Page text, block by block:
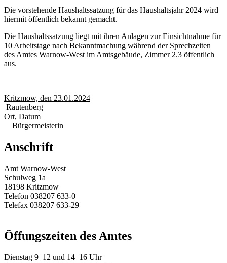
Die vorstehende Haushaltssatzung für das Haushaltsjahr 2024 wird
hiermit öffentlich bekannt gemacht.
Die Haushaltssatzung liegt mit ihren Anlagen zur Einsichtnahme für
10 Arbeitstage nach Bekanntmachung während der Sprechzeiten
des Amtes Warnow-West im Amtsgebäude, Zimmer 2.3 öffentlich
aus.
Kritzmow, den 23.01.2024
Rautenberg
Ort, Datum
Bürgermeisterin
Anschrift
Amt Warnow-West
Schulweg 1a
18198 Kritzmow
Telefon 038207 633-0
Telefax 038207 633-29
Öffungszeiten des Amtes
Dienstag 9–12 und 14–16 Uhr